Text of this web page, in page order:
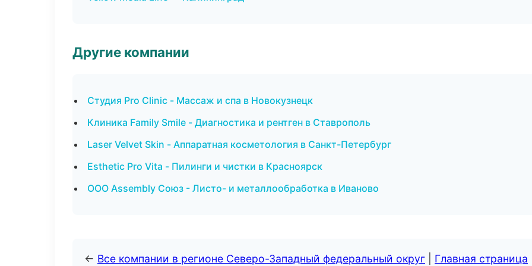
Другие компании
Студия Pro Clinic - Массаж и спа в Новокузнецк
Клиника Family Smile - Диагностика и рентген в Ставрополь
Laser Velvet Skin - Аппаратная косметология в Санкт-Петербург
Esthetic Pro Vita - Пилинги и чистки в Красноярск
ООО Assembly Союз - Листо- и металлообработка в Иваново
← Все компании в регионе Северо-Западный федеральный округ Главная страница